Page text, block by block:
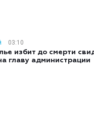
03:10
избит до смерти
главу администрации